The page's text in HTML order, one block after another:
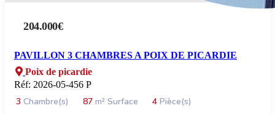
204.000€
PAVILLON 3 CHAMBRES A POIX DE PICARDIE
Poix de picardie
Réf: 2026-05-456 P
3 Chambre(s) 87 m² Surface 4 Pièce(s)